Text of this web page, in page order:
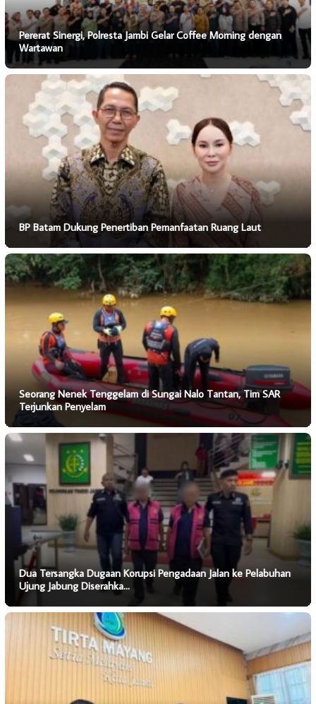
Pererat Sinergi, Polresta Jambi Gelar Coffee Morning dengan
Wartawan
BP Batam Dukung Penertiban Pemanfaatan Ruang Laut
Seorang Nenek Tenggelam di Sungai Nalo Tantan, Tim SAR
Terjunkan Penyelam
Dua Tersangka Dugaan Korupsi Pengadaan Jalan ke Pelabuhan
Ujung Jabung Diserahka…